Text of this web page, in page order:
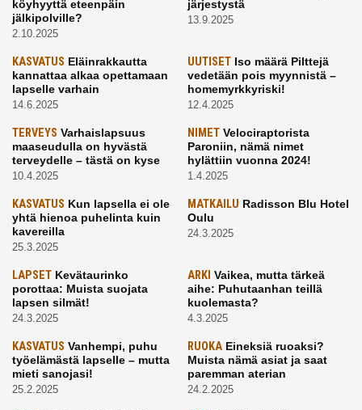
köyhyyttä eteenpäin
jälkipolville?
2.10.2025
järjestystä
13.9.2025
KASVATUS Eläinrakkautta
kannattaa alkaa opettamaan
lapselle varhain
14.6.2025
UUTISETIso määrä Pilttejä
vedetään pois myynnistä –
homemyrkkyriski!
12.4.2025
TERVEYS Varhaislapsuus
maaseudulla on hyvästä
terveydelle – tästä on kyse
10.4.2025
NIMETVelociraptorista
Paroniin, nämä nimet
hylättiin vuonna 2024!
1.4.2025
KASVATUS Kun lapsella ei ole
yhtä hienoa puhelinta kuin
kavereilla
25.3.2025
MATKAILU Radisson Blu Hotel
Oulu
24.3.2025
LAPSET Kevätaurinko
porottaa: Muista suojata
lapsen silmät!
24.3.2025
ARKI Vaikea, mutta tärkeä
aihe: Puhutaanhan teillä
kuolemasta?
4.3.2025
KASVATUS Vanhempi, puhu
työelämästä lapselle – mutta
mieti sanojasi!
25.2.2025
RUOKAEineksiä ruoaksi?
Muista nämä asiat ja saat
paremman aterian
24.2.2025